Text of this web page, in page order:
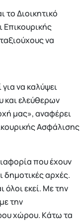
το Διοικητικό
Επικουρικής
να
να καλύψει
και ελεύθερων
μας», αναφέρει
Ασφάλισης
που έχουν
δημοτικές αρχές.
όλοι εκεί. Με την
την
χώρου. Kάτω τα